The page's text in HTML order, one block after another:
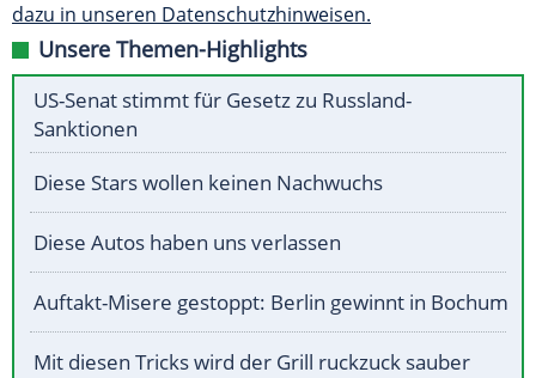
dazu in unseren Datenschutzhinweisen.
Unsere Themen-Highlights
US-Senat stimmt für Gesetz zu Russland-
Sanktionen
Diese Stars wollen keinen Nachwuchs
Diese Autos haben uns verlassen
Auftakt-Misere gestoppt: Berlin gewinnt in Bochum
Mit diesen Tricks wird der Grill ruckzuck sauber